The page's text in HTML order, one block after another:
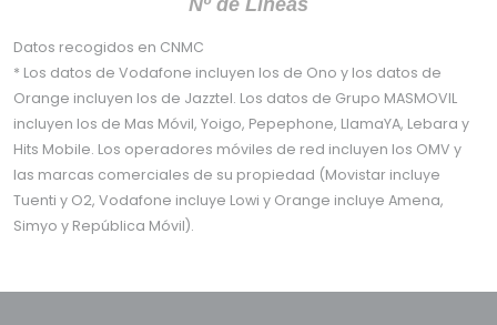
Datos recogidos en CNMC
* Los datos de Vodafone incluyen los de Ono y los datos de
Orange incluyen los de Jazztel. Los datos de Grupo MASMOVIL
incluyen los de Mas Móvil, Yoigo, Pepephone, LlamaYA, Lebara y
Hits Mobile. Los operadores móviles de red incluyen los OMV y
las marcas comerciales de su propiedad (Movistar incluye
Tuenti y O2, Vodafone incluye Lowi y Orange incluye Amena,
Simyo y República Móvil).